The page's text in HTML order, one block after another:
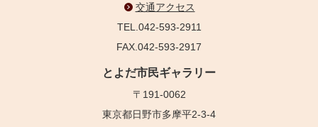
交通アクセス
TEL.042-593-2911
FAX.042-593-2917
とよだ市民ギャラリー
〒191-0062
東京都日野市多摩平2-3-4